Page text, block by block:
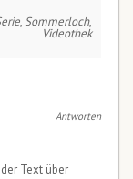
, Sommerloch,
Videothek
Antworten
Text über